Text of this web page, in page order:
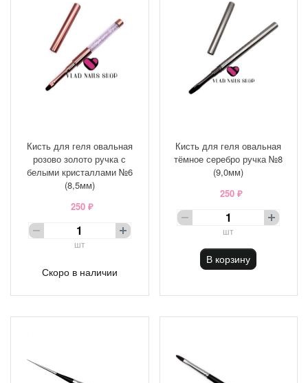
Кисть для геля овальная
розово золото ручка с
белыми кристаллами №6
(8,5мм)
250 ₽
шт
Скоро в наличии
Кисть для геля овальная
тёмное серебро ручка №8
(9,0мм)
250 ₽
шт
В корзину